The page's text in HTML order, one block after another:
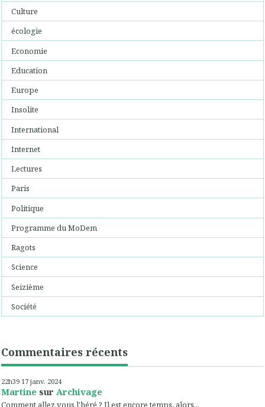
Culture
écologie
Economie
Education
Europe
Insolite
International
Internet
Lectures
Paris
Politique
Programme du MoDem
Ragots
Science
Seizième
Société
Commentaires récents
22h39 17 janv. 2024
Martine sur Archivage
Comment allez vous l'héré ? Il est encore temps, alors...